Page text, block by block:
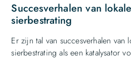
Succesverhalen van
sierbestrating
Er zijn tal van succesverhalen van
sierbestrating als een katalysator